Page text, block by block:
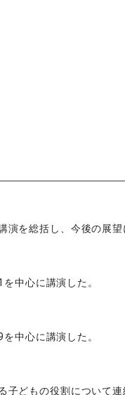
を総括し、今後の展望
中心に講演した。
中心に講演した。
どもの役割について連